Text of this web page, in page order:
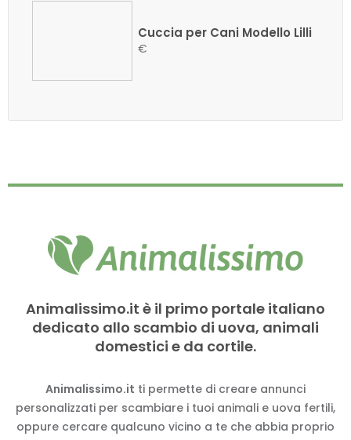
Cuccia per Cani Modello Lilli
€
Animalissimo.it è il primo portale italiano
dedicato allo scambio di uova, animali
domestici e da cortile.
Animalissimo.it ti permette di creare annunci
personalizzati per scambiare i tuoi animali e uova fertili,
oppure cercare qualcuno vicino a te che abbia proprio